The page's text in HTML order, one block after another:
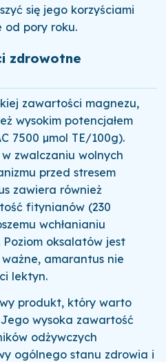
się jego korzyściami
od pory roku.
zdrowotne
zawartości magnezu,
wysokim potencjałem
7500 µmol TE/100g).
zwalczaniu wolnych
przed stresem
zawiera również
fitynianów (230
wchłanianiu
Poziom oksalatów jest
amarantus nie
lektyn.
produkt, który warto
wysoka zawartość
odżywczych
ogólnego stanu zdrowia i